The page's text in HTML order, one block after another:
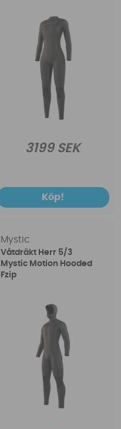
3199 SEK
Köp!
Mystic
Våtdräkt Herr 5/3
Mystic Motion Hooded
Fzip